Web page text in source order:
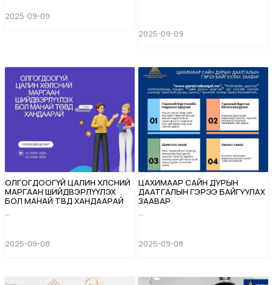
2025-09-09
2025-09-09
ОЛГОГДООГҮЙ ЦАЛИН ХӨЛСНИЙ
МАРГААН ШИЙДВЭРЛҮҮЛЭХ
БОЛ МАНАЙ ТӨВД ХАНДААРАЙ
...
2025-09-08
ЦАХИМААР САЙН ДУРЫН
ДААТГАЛЫН ГЭРЭЭ БАЙГУУЛАХ
ЗААВАР
...
2025-09-08